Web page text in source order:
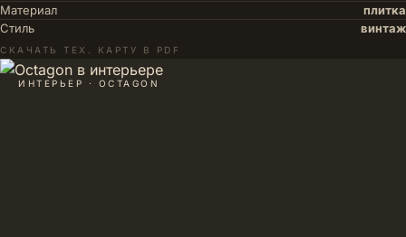
Материал
плитка
Стиль
винтаж
СКАЧАТЬ ТЕХ. КАРТУ В PDF
ИНТЕРЬЕР · OCTAGON